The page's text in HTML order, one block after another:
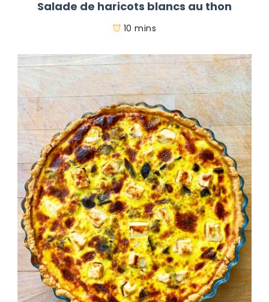
Salade de haricots blancs au thon
10 mins